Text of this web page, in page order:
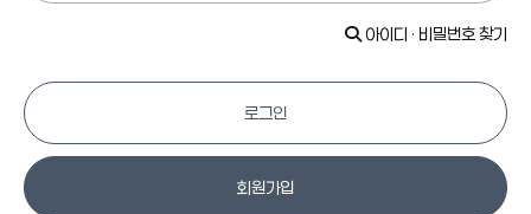
아이디 · 비밀번호 찾기
로그인
회원가입